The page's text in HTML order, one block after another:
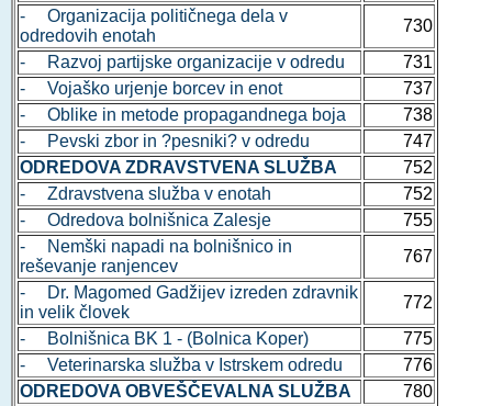
- Organizacija političnega dela v
odredovih enotah
730
- Razvoj partijske organizacije v odredu
731
- Vojaško urjenje borcev in enot
737
- Oblike in metode propagandnega boja
738
- Pevski zbor in ?pesniki? v odredu
747
ODREDOVA ZDRAVSTVENA SLUŽBA
752
- Zdravstvena služba v enotah
752
- Odredova bolnišnica Zalesje
755
- Nemški napadi na bolnišnico in
reševanje ranjencev
767
- Dr. Magomed Gadžijev izreden zdravnik
in velik človek
772
- Bolnišnica BK 1 - (Bolnica Koper)
775
- Veterinarska služba v Istrskem odredu
776
ODREDOVA OBVEŠČEVALNA SLUŽBA
780